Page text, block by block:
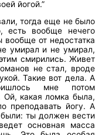
йогой.”
тогда еще не было
есть вообще нечего
от недостатка
умирал и не умирал,
смирились. Живет
не стал, вроде
Такие вот дела. А
мне потом
Ой, какая ломка была,
преподавать йогу. А
ты должен вести
основная масса